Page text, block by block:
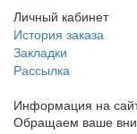
Личный кабинет
История заказа
Закладки
Рассылка
Информация на
Обращаем ваше